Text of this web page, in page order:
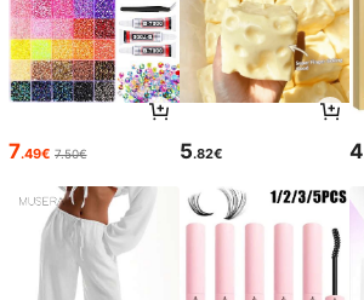
7.49€ 7.50€ 5.82€ 4